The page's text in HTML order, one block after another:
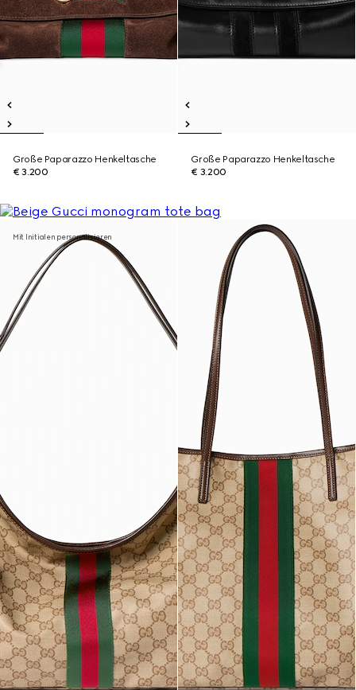
Große Paparazzo Henkeltasche
€ 3.200
Große Paparazzo Henkeltasche
€ 3.200
Mit Initialen personalisieren